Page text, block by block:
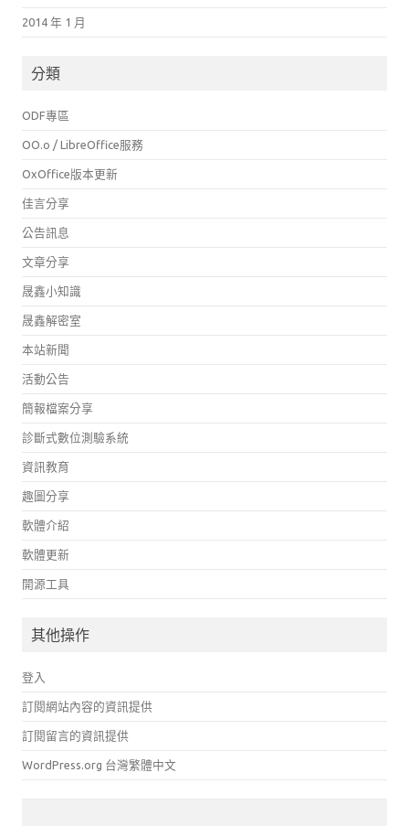
2014 年 1 月
分類
ODF專區
OO.o / LibreOffice服務
OxOffice版本更新
佳言分享
公告訊息
文章分享
晟鑫小知識
晟鑫解密室
本站新聞
活動公告
簡報檔案分享
診斷式數位測驗系統
資訊教育
趣圖分享
軟體介紹
軟體更新
開源工具
其他操作
登入
訂閱網站內容的資訊提供
訂閱留言的資訊提供
WordPress.org 台灣繁體中文